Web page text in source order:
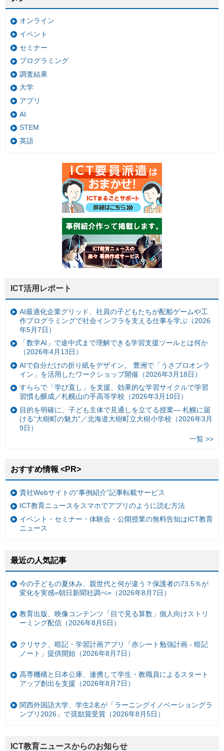
オンライン
イベント
セミナー
プログラミング
調査結果
大学
アプリ
AI
STEM
英語
ICT活用レポート
AI最適化企業グリッド、社員の子どもたちが配船ゲームや工
作プログラミングで社会インフラを支える仕事を学ぶ（2026
年5月7日）
「数学AI」で途中式まで理解できる学習支援ツールとは何か
（2026年4月13日）
AIで自分だけの折り紙をデザイン、 豊洲で「うさプロオンラ
イン」を活用したワークショップ開催（2026年3月18日）
すららで「学び直し」を支援、効果的な学習サイクルで学習
習慣も醸成／札幌山の手高等学校（2026年3月10日）
目的を明確に、子ども主体で見通しを立てる授業— 札幌に届
ける“大樹町の魅力”／北海道大樹町立大樹小学校（2026年3月
9日）
一覧 >>
おすすめ情報 <PR>
貴社Webサイトの“事例紹介”記事転載サービス
ICT教育ニュースをスマホでアプリのように読む方法
イベント・セミナー・体験会・公開授業の無料告知はICT教育
ニュース
最近の人気記事
今の子どもの夏休み、親世代と何が違う？保護者の73.5％が
変化を実感=朝日新聞社調べ=（2026年8月7日）
教育出版、映像コンテンツ「目で見る算数」個人向けストリ
ーミング配信（2026年8月5日）
クリサク、暗記・学習計画アプリ「赤シート勉強計画 - 暗記
ノート」提供開始（2026年8月7日）
高専機構と日本公庫、連携して学生・教職員によるスタート
アップ創出を支援（2026年8月7日）
関西外国語大学、学生2名が「ラーニングイノベーショングラ
ンプリ2026」で奨励賞受賞（2026年8月5日）
ICT教育ニュースからのお知らせ